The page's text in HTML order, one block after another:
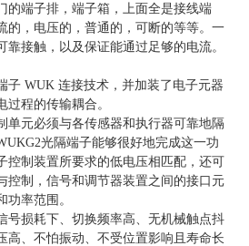
的端子排，端子箱，上面全是接线端
的，电压的，普通的，可断的等等。一
靠接触，以及保证能通过足够的电流。
WUK 连接技术，并加装了电子元器
程的传输耦合。
元必须与各传感器和执行器可靠地隔
光隔端子能够很好地完成这一功
控制装置所要求的低电压相匹配，还可
控制，信号和调节器装置之间的接口元
功率范围。
损耗下、切换频率高、无机械触点抖
高、不怕振动、不受位置影响且寿命长